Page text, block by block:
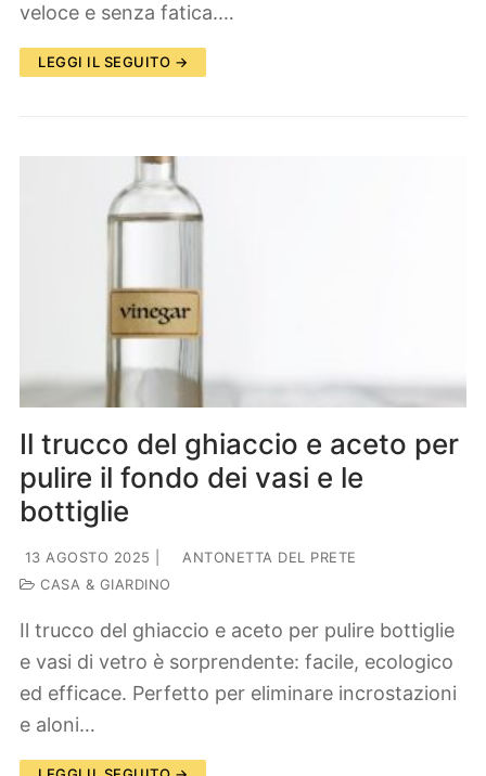
veloce e senza fatica.…
LEGGI IL SEGUITO →
Il trucco del ghiaccio e aceto per
pulire il fondo dei vasi e le
bottiglie
13 AGOSTO 2025
ANTONETTA DEL PRETE
CASA & GIARDINO
Il trucco del ghiaccio e aceto per pulire bottiglie
e vasi di vetro è sorprendente: facile, ecologico
ed efficace. Perfetto per eliminare incrostazioni
e aloni…